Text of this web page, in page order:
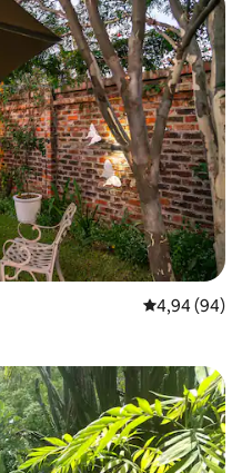
4,94 de uma
4,94 (94)